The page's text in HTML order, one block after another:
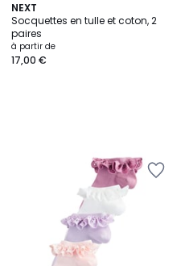
NEXT
Socquettes en tulle et coton, 2
paires
à partir de
17,00 €